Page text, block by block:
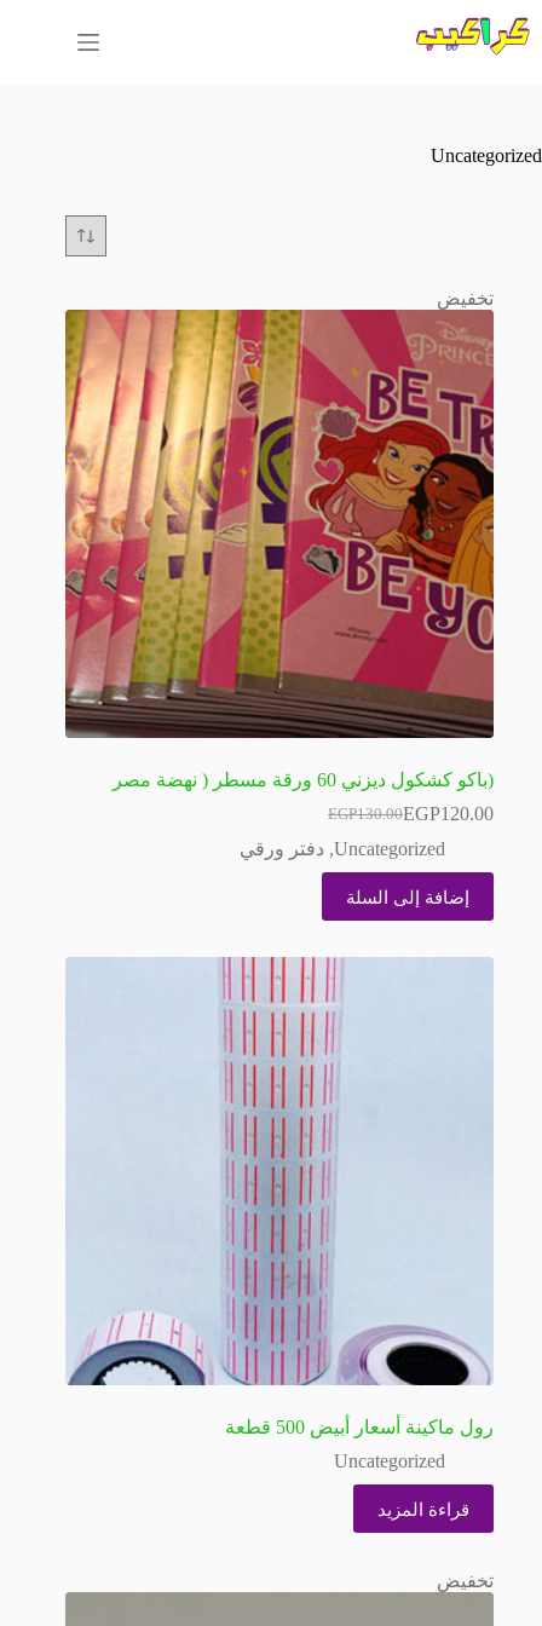
إلى
المحتوى
Uncategorized
تخفيض
(باكو كشكول ديزني 60 ورقة مسطر ( نهضة مصر
EGP130.00
السعر
الأصلي
هو:
EGP130.00.
EGP120.00
السعر
الحالي
هو:
EGP120.00.
Uncategorized
, دفتر ورقي
إضافة إلى السلة
رول ماكينة أسعار أبيض 500 قطعة
Uncategorized
قراءة المزيد
تخفيض